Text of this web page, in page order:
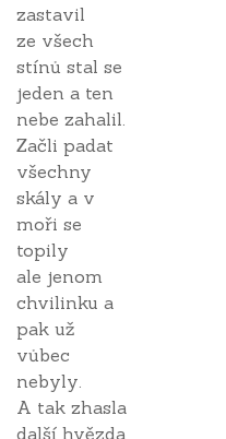
zastavil
ze všech
stínů stal se
jeden a ten
nebe zahalil.
Začli padat
všechny
skály a v
moři se
topily
ale jenom
chvilinku a
pak už
vůbec
nebyly.
A tak zhasla
další hvězda